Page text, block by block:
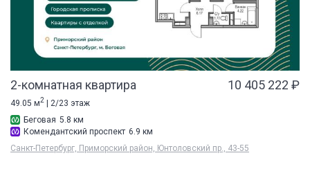
2-комнатная квартира 10 405 222 ₽
49.05 м2
| 2/23 этаж
Беговая 5.8 км
Комендантский проспект 6.9 км
Санкт-Петербург, Приморский район, Юнтоловский пр., 43-55